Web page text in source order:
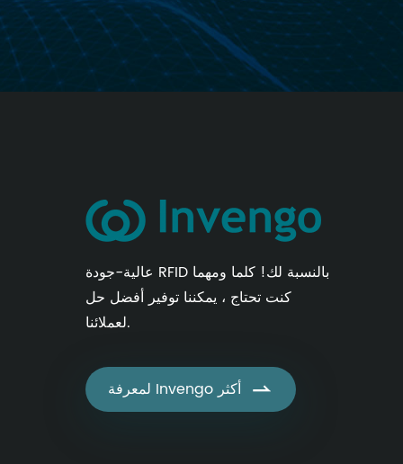
عالية-جودة RFID بالنسبة لك! كلما ومهما
كنت تحتاج ، يمكننا توفير أفضل حل
لعملائنا.
لمعرفة Invengo أكثر 